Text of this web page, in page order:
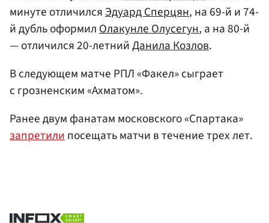
минуте отличилсяЭдуард Сперцян, на 69-й и 74-
й дубль оформил Олакунле Олусегун, а на 80-й
— отличился 20-летнийДанила Козлов.
В следующем матче РПЛ «Факел» сыграет
с грозненским «Ахматом».
Ранее двум фанатам московского «Спартака»
запретилипосещать матчи в течение трех лет.